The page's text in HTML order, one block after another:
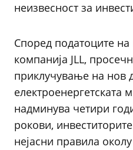
неизвесност за
Според податоците на
компанија JLL,
приклучување на нов
електроенергетската
надминува четири
рокови,
нејасни правила